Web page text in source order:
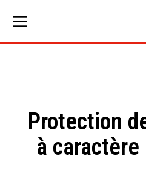
Protection
à caractère